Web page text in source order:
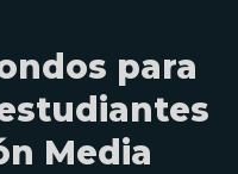
para
Media